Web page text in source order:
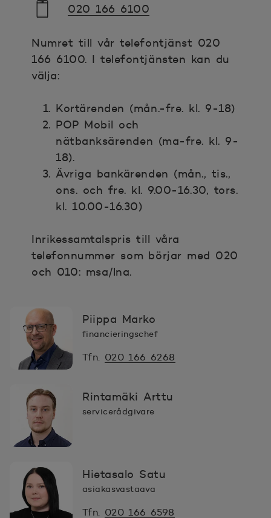
020 166 6100
Numret till vår telefontjänst 020
166 6100. I telefontjänsten kan du
välja:
Kortärenden (mån.-fre. kl. 9-18)
POP Mobil och
nätbanksärenden (ma-fre. kl. 9-
18).
Ävriga bankärenden (mån., tis.,
ons. och fre. kl. 9.00-16.30, tors.
kl. 10.00-16.30)
Inrikessamtalspris till våra
telefonnummer som börjar med 020
och 010: msa/lna.
Piippa Marko
financieringschef
Tfn. 020 166 6268
Rintamäki Arttu
servicerådgivare
Hietasalo Satu
asiakasvastaava
Tfn. 020 166 6598